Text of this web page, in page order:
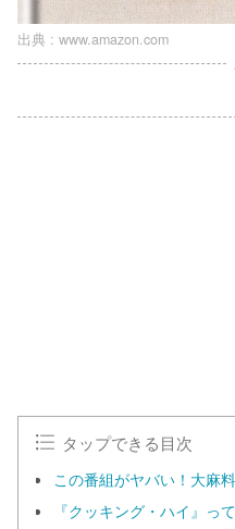
出典 : www.amazon.com
タップできる目次
この番組がヤバい！大麻
『クッキング・ハイ』っ